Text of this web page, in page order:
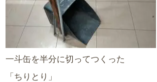
一斗缶を半分に切ってつくった
「ちりとり」